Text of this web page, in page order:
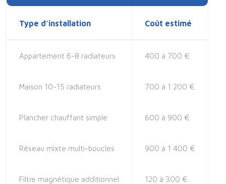
Type d’installation Coût estimé
Appartement 6-8 radiateurs 400 à 700 €
Maison 10-15 radiateurs 700 à 1 200 €
Plancher chauffant simple 600 à 900 €
Réseau mixte multi-boucles 900 à 1 400 €
Filtre magnétique additionnel 120 à 300 €